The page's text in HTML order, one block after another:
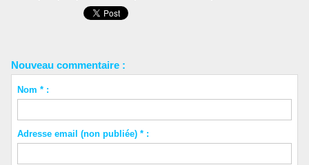
Nouveau commentaire :
Nom * :
Adresse email (non publiée) * :